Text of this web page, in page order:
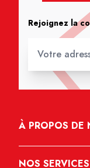
Rejoignez la
À PROPOS DE
NOS SERVICES